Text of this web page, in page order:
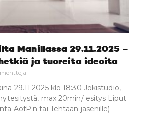
Manillassa 29.11.2025 –
ja tuoreita ideoita
29.11.2025 klo 18:30 Jokistudio,
max 20min/ esitys Liput
AofP:n tai Tehtaan jäsenille)